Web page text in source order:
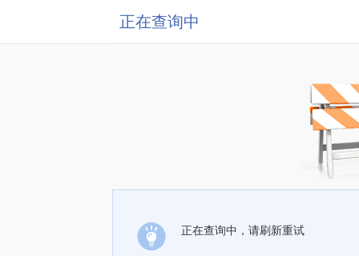
正在查询中
正在查询中，请刷新重试